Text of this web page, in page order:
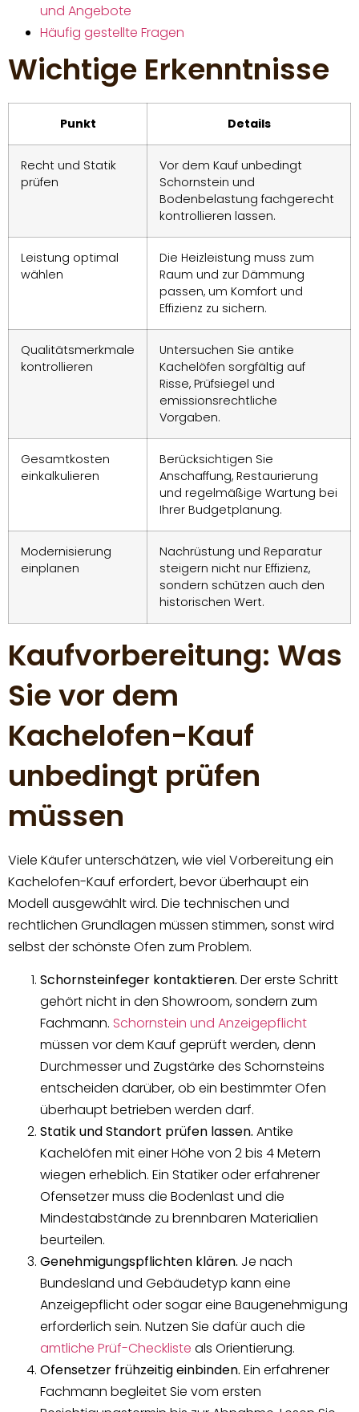
und Angebote
Häufig gestellte Fragen
Wichtige Erkenntnisse
Punkt Details
Recht und Statik
prüfen
Vor dem Kauf unbedingt
Schornstein und
Bodenbelastung fachgerecht
kontrollieren lassen.
Leistung optimal
wählen
Die Heizleistung muss zum
Raum und zur Dämmung
passen, um Komfort und
Effizienz zu sichern.
Qualitätsmerkmale
kontrollieren
Untersuchen Sie antike
Kachelöfen sorgfältig auf
Risse, Prüfsiegel und
emissionsrechtliche
Vorgaben.
Gesamtkosten
einkalkulieren
Berücksichtigen Sie
Anschaffung, Restaurierung
und regelmäßige Wartung bei
Ihrer Budgetplanung.
Modernisierung
einplanen
Nachrüstung und Reparatur
steigern nicht nur Effizienz,
sondern schützen auch den
historischen Wert.
Kaufvorbereitung: Was
Sie vor dem
Kachelofen-Kauf
unbedingt prüfen
müssen
Viele Käufer unterschätzen, wie viel Vorbereitung ein
Kachelofen-Kauf erfordert, bevor überhaupt ein
Modell ausgewählt wird. Die technischen und
rechtlichen Grundlagen müssen stimmen, sonst wird
selbst der schönste Ofen zum Problem.
Schornsteinfeger kontaktieren. Der erste Schritt
gehört nicht in den Showroom, sondern zum
Fachmann. Schornstein und Anzeigepflicht
müssen vor dem Kauf geprüft werden, denn
Durchmesser und Zugstärke des Schornsteins
entscheiden darüber, ob ein bestimmter Ofen
überhaupt betrieben werden darf.
Statik und Standort prüfen lassen. Antike
Kachelöfen mit einer Höhe von 2 bis 4 Metern
wiegen erheblich. Ein Statiker oder erfahrener
Ofensetzer muss die Bodenlast und die
Mindestabstände zu brennbaren Materialien
beurteilen.
Genehmigungspflichten klären. Je nach
Bundesland und Gebäudetyp kann eine
Anzeigepflicht oder sogar eine Baugenehmigung
erforderlich sein. Nutzen Sie dafür auch die
amtliche Prüf-Checkliste als Orientierung.
Ofensetzer frühzeitig einbinden. Ein erfahrener
Fachmann begleitet Sie vom ersten